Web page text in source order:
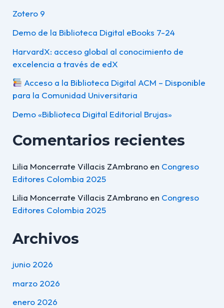
Zotero 9
Demo de la Biblioteca Digital eBooks 7-24
HarvardX: acceso global al conocimiento de
excelencia a través de edX
Acceso a la Biblioteca Digital ACM – Disponible
para la Comunidad Universitaria
Demo «Biblioteca Digital Editorial Brujas»
Comentarios recientes
Lilia Moncerrate Villacis ZAmbranoen Congreso
Editores Colombia 2025
Lilia Moncerrate Villacis ZAmbranoen Congreso
Editores Colombia 2025
Archivos
junio 2026
marzo 2026
enero 2026